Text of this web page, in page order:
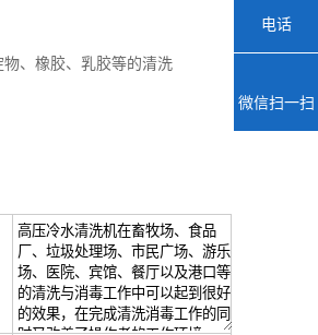
、橡胶、乳胶等的清洗
电话
微信扫一扫